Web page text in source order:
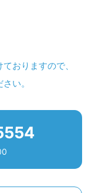
おりますので、
い。